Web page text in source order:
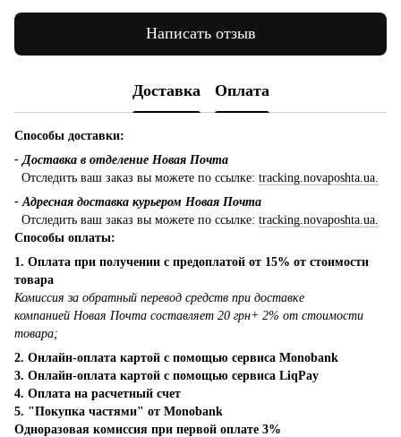
Написать отзыв
Доставка Оплата
Способы доставки:
- Доставка в отделение Новая Почта
Отследить ваш заказ вы можете по ссылке: tracking.novaposhta.ua.
- Адресная доставка курьером Новая Почта
Отследить ваш заказ вы можете по ссылке: tracking.novaposhta.ua.
Способы оплаты:
1. Оплата при получении с предоплатой от 15% от стоимости
товара
Комиссия за обратный перевод средств при доставке
компанией Новая Почта составляет 20 грн+ 2% от стоимости
товара;
2. Онлайн-оплата картой с помощью сервиса Monobank
3. Онлайн-оплата картой с помощью сервиса LiqPay
4. Оплата на расчетный счет
5. "Покупка частями" от Monobank
Одноразовая комиссия при первой оплате 3%